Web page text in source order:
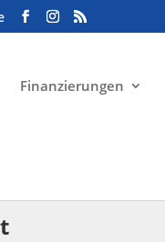
Finanzierungen